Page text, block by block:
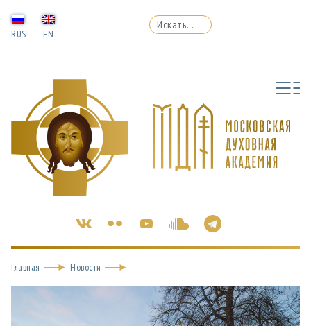
RUS EN
Главная Новости